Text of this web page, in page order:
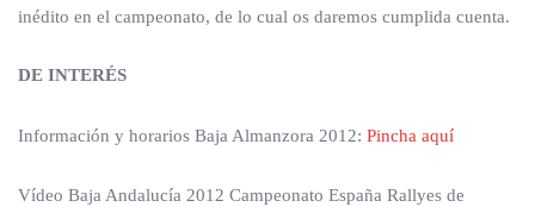
inédito en el campeonato, de lo cual os daremos cumplida cuenta.
DE INTERÉS
Información y horarios Baja Almanzora 2012: Pincha aquí
Vídeo Baja Andalucía 2012 Campeonato España Rallyes de